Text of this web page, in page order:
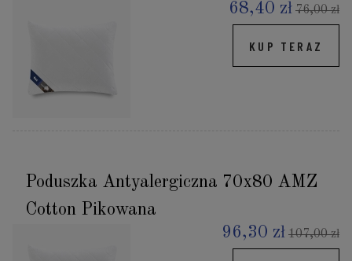
68,40 zł 76,00 zł
KUP TERAZ
Poduszka Antyalergiczna 70x80 AMZ
Cotton Pikowana
96,30 zł 107,00 zł